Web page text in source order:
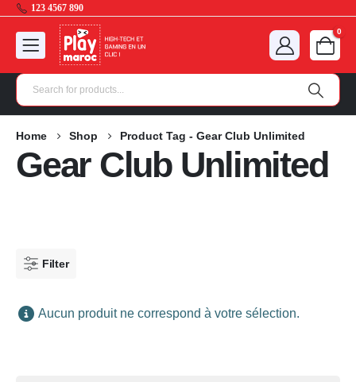
123 4567 890
0
Home Shop Product Tag - Gear Club Unlimited
Gear Club Unlimited
Filter
Aucun produit ne correspond à votre sélection.